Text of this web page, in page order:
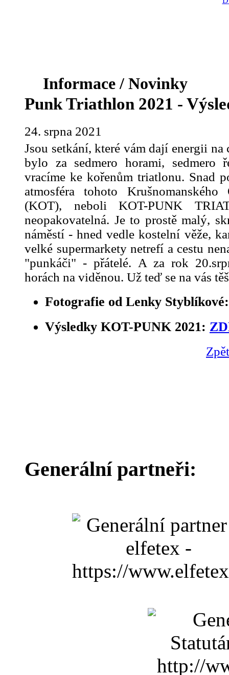
Informace / Novinky
Punk Triathlon 2021 -
24. srpna 2021
Jsou setkání, které vám dají energii
bylo za sedmero horami, sedmero
vracíme ke kořenům triatlonu. Snad
atmosféra tohoto Krušnomanského
(KOT), neboli KOT-PUNK
neopakovatelná. Je to prostě malý,
náměstí - hned vedle kostelní věže,
velké supermarkety netrefí a cestu
"punkáči" - přátelé. A za rok
horách na viděnou. Už teď se na vás
Fotografie od Lenky
Výsledky KOT-PUNK 2021:
Generální partneři: